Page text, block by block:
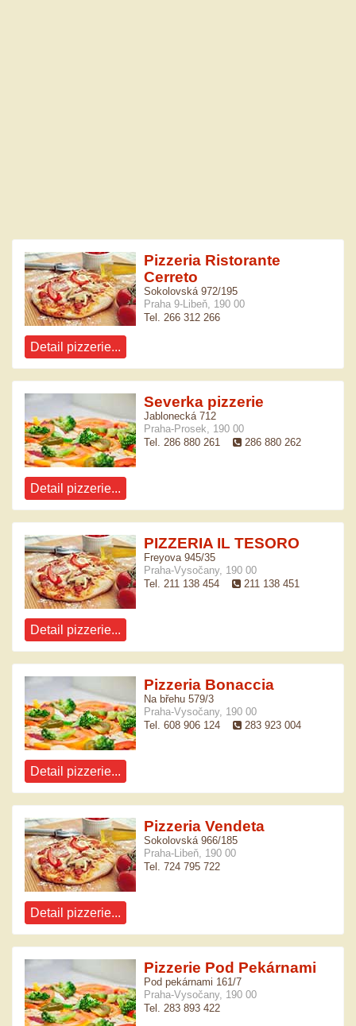
Pizzeria Ristorante
Cerreto
Sokolovská 972/195
Praha 9-Libeň, 190 00
Tel. 266 312 266
Detail pizzerie...
Severka pizzerie
Jablonecká 712
Praha-Prosek, 190 00
Tel. 286 880 261
286 880 262
Detail pizzerie...
PIZZERIA IL TESORO
Freyova 945/35
Praha-Vysočany, 190 00
Tel. 211 138 454
211 138 451
Detail pizzerie...
Pizzeria Bonaccia
Na břehu 579/3
Praha-Vysočany, 190 00
Tel. 608 906 124
283 923 004
Detail pizzerie...
Pizzeria Vendeta
Sokolovská 966/185
Praha-Libeň, 190 00
Tel. 724 795 722
Detail pizzerie...
Pizzerie Pod Pekárnami
Pod pekárnami 161/7
Praha-Vysočany, 190 00
Tel. 283 893 422